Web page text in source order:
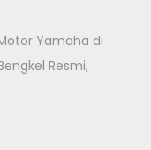
Yamaha di
Resmi,